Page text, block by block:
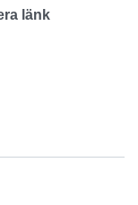
länk